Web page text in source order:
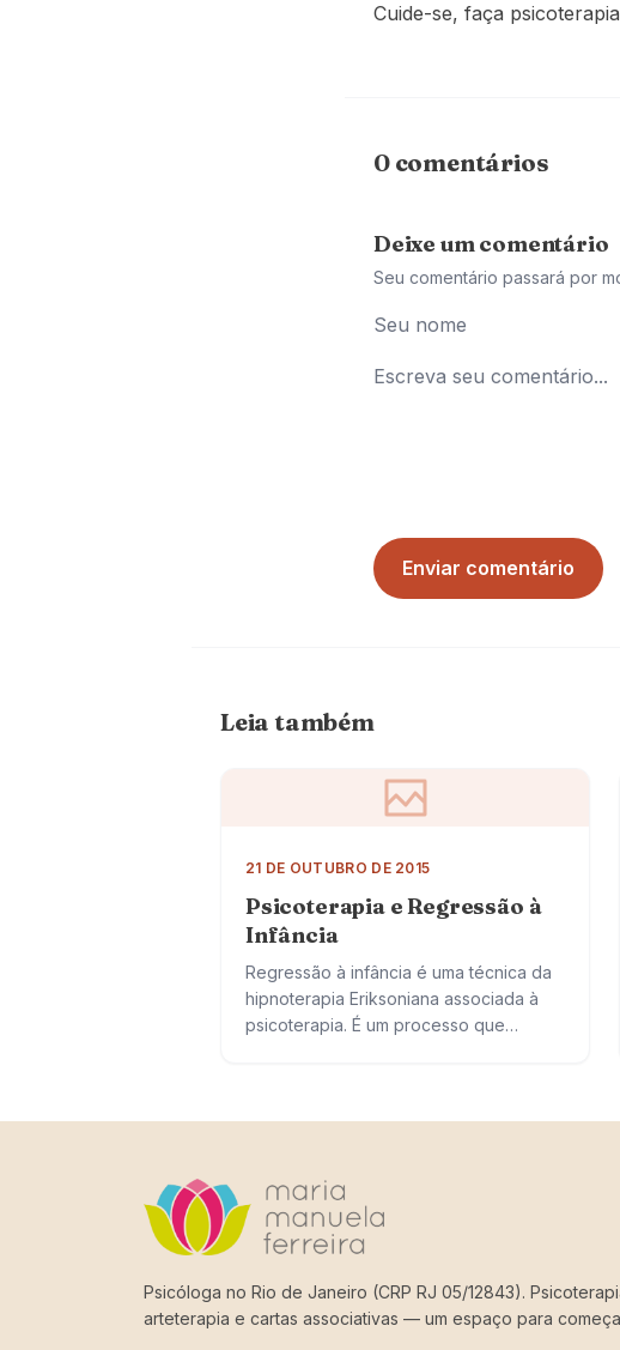
Cuide-se, faça
0 comentários
Deixe um comentário
Seu comentário passará por
Enviar comentário
Leia também
21 DE OUTUBRO DE 2015
Psicoterapia e Regressão à
Infância
Regressão à infância é uma técnica da
hipnoterapia Eriksoniana associada à
psicoterapia. É um processo que
Psicóloga no Rio de Janeiro (CRP RJ 05/12843).
arteterapia e cartas associativas — um espaço para